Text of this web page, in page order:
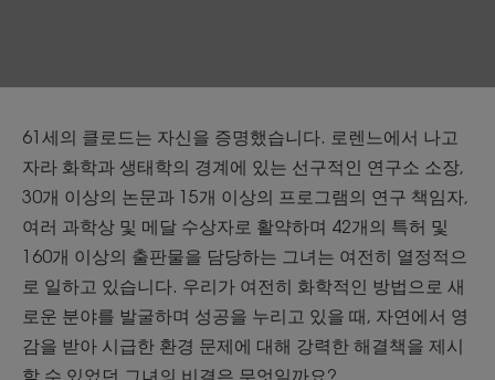
61세의 클로드는 자신을 증명했습니다. 로렌느에서 나고
자라 화학과 생태학의 경계에 있는 선구적인 연구소 소장,
30개 이상의 논문과 15개 이상의 프로그램의 연구 책임자,
여러 과학상 및 메달 수상자로 활약하며 42개의 특허 및
160개 이상의 출판물을 담당하는 그녀는 여전히 열정적으
로 일하고 있습니다. 우리가 여전히 화학적인 방법으로 새
로운 분야를 발굴하며 성공을 누리고 있을 때, 자연에서 영
감을 받아 시급한 환경 문제에 대해 강력한 해결책을 제시
할 수 있었던 그녀의 비결은 무엇일까요?